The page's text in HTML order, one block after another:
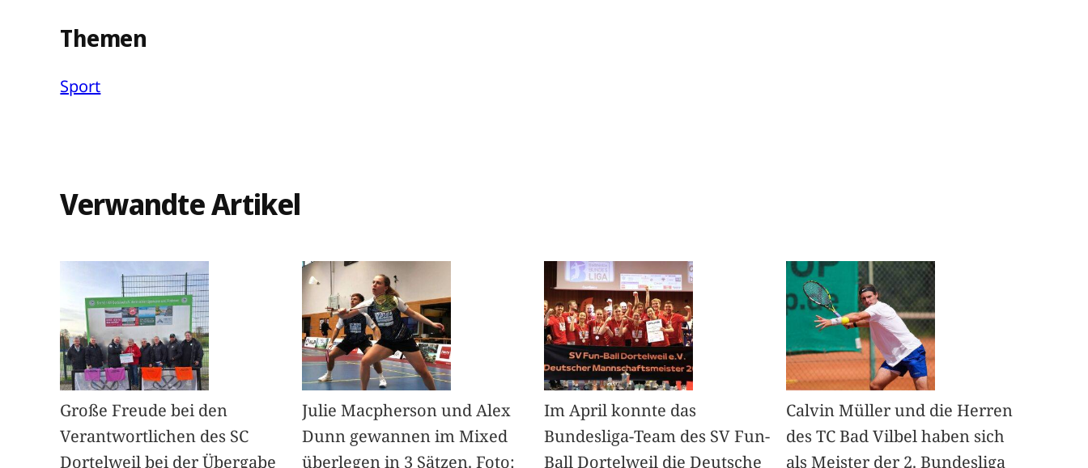
Themen
Sport
Verwandte Artikel
Große Freude bei den
Verantwortlichen des SC
Dortelweil bei der Übergabe
Julie Macpherson und Alex
Dunn gewannen im Mixed
überlegen in 3 Sätzen. Foto:
Im April konnte das
Bundesliga-Team des SV Fun-
Ball Dortelweil die Deutsche
Calvin Müller und die Herren
des TC Bad Vilbel haben sich
als Meister der 2. Bundesliga